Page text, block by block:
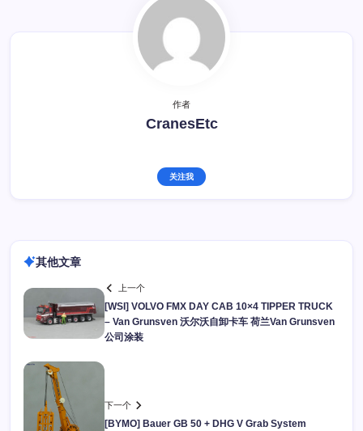
作者
CranesEtc
关注我
其他文章
上一个
[WSI] VOLVO FMX DAY CAB 10×4 TIPPER TRUCK
– Van Grunsven 沃尔沃自卸卡车 荷兰Van Grunsven
公司涂装
下一个
[BYMO] Bauer GB 50 + DHG V Grab System